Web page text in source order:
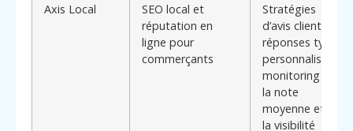
Axis Local
SEO local et
réputation en
ligne pour
commerçants
Stratégies
d’avis clients,
réponses types
personnalisées,
monitoring de
la note
moyenne et de
la visibilité